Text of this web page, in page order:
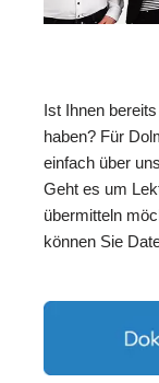
Ist Ihnen
haben? Für
einfach über
Geht es um
übermitteln
können Sie